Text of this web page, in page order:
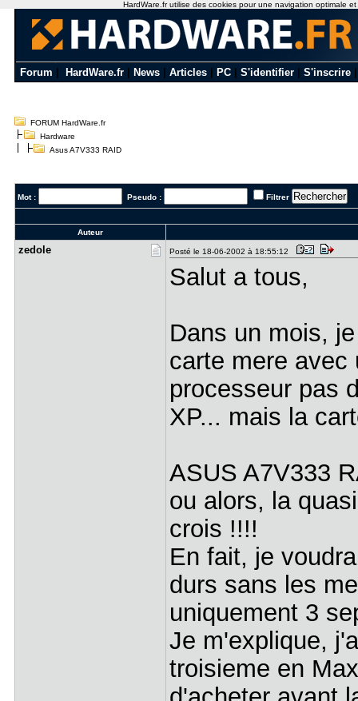
Forum HardWare.fr News Articles PC S'identifier S'inscrire
FORUM HardWare.fr
Hardware
Asus A7V333 RAID
Mot : Pseudo : Filtrer
Auteur
zedole Posté le 18-06-2002 à 18:55:12
Salut a tous,
Dans un mois,
carte mere avec
processeur pas
XP... mais la
ASUS A7V333
ou alors, la
crois !!!!
En fait, je
durs sans les
uniquement 3
Je m'explique,
troisieme en
HardWare.fr utilise des cookies pour une navigation optimale